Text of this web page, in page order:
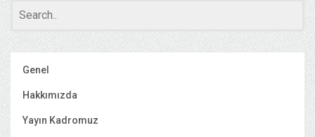
Genel
Hakkımızda
Yayın Kadromuz